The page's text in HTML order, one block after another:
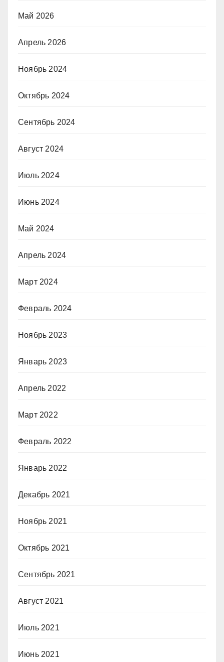
Май 2026
Апрель 2026
Ноябрь 2024
Октябрь 2024
Сентябрь 2024
Август 2024
Июль 2024
Июнь 2024
Май 2024
Апрель 2024
Март 2024
Февраль 2024
Ноябрь 2023
Январь 2023
Апрель 2022
Март 2022
Февраль 2022
Январь 2022
Декабрь 2021
Ноябрь 2021
Октябрь 2021
Сентябрь 2021
Август 2021
Июль 2021
Июнь 2021